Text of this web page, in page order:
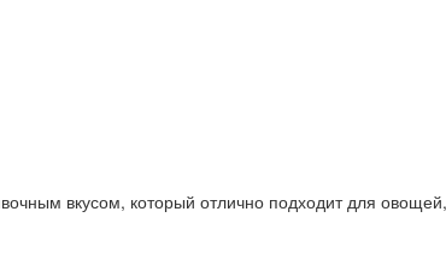
вкусом, который отлично подходит для